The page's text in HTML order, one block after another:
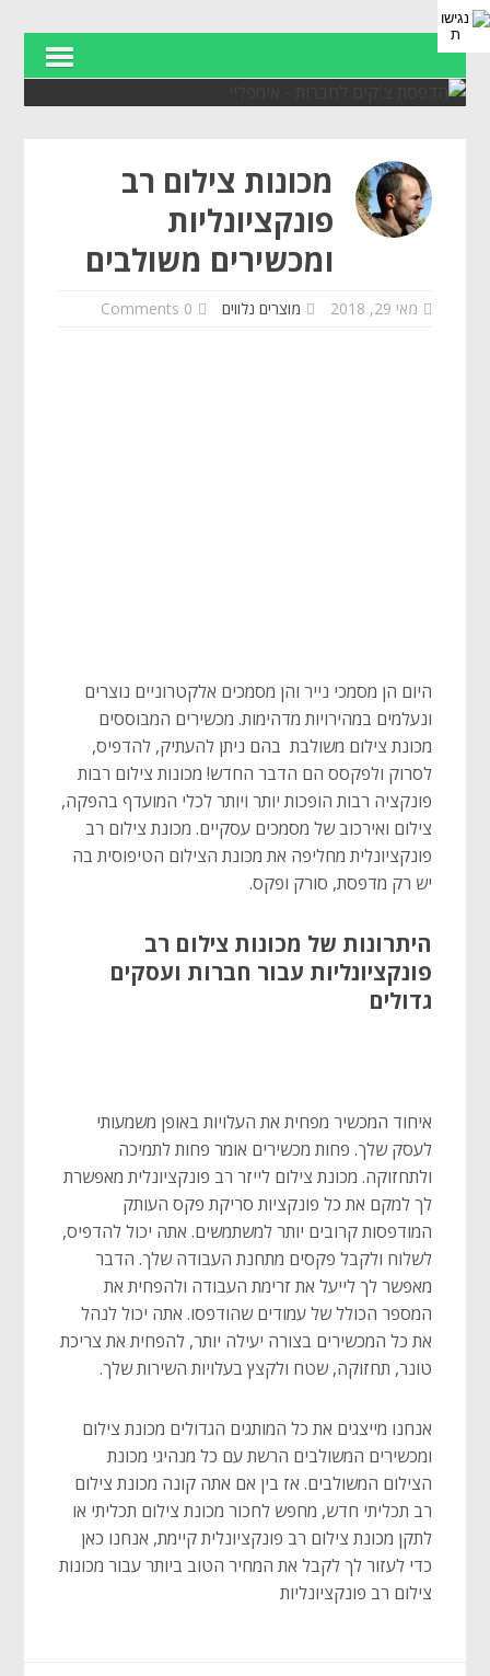
מכונות צילום רב
פונקציונליות
ומכשירים משולבים
מאי 29, 2018 מוצרים נלווים 0 Comments
היום הן מסמכי נייר והן מסמכים אלקטרוניים נוצרים
ונעלמים במהירויות מדהימות. מכשירים המבוססים
מכונת צילום משולבת בהם ניתן להעתיק, להדפיס,
לסרוק ולפקסס הם הדבר החדש! מכונות צילום רבות
פונקציה רבות הופכות יותר ויותר לכלי המועדף בהפקה,
צילום ואירכוב של מסמכים עסקיים. מכונת צילום רב
פונקציונלית מחליפה את מכונת הצילום הטיפוסית בה
יש רק מדפסת, סורק ופקס.
היתרונות של מכונות צילום רב
פונקציונליות עבור חברות ועסקים
גדולים
איחוד המכשיר מפחית את העלויות באופן משמעותי
לעסק שלך. פחות מכשירים אומר פחות לתמיכה
ולתחזוקה. מכונת צילום לייזר רב פונקציונלית מאפשרת
לך למקם את כל פונקציות סריקת פקס העותק
המודפסות קרובים יותר למשתמשים. אתה יכול להדפיס,
לשלוח ולקבל פקסים מתחנת העבודה שלך. הדבר
מאפשר לך לייעל את זרימת העבודה ולהפחית את
המספר הכולל של עמודים שהודפסו. אתה יכול לנהל
את כל המכשירים בצורה יעילה יותר, להפחית את צריכת
טונר, תחזוקה, שטח ולקצץ בעלויות השירות שלך.
אנחנו מייצגים את כל המותגים הגדולים מכונת צילום
ומכשירים המשולבים הרשת עם כל מנהיגי מכונת
הצילום המשולבים. אז בין אם אתה קונה מכונת צילום
רב תכליתי חדש, מחפש לחכור מכונת צילום תכליתי או
לתקן מכונת צילום רב פונקציונלית קיימת, אנחנו כאן
כדי לעזור לך לקבל את המחיר הטוב ביותר עבור מכונות
צילום רב פונקציונליות